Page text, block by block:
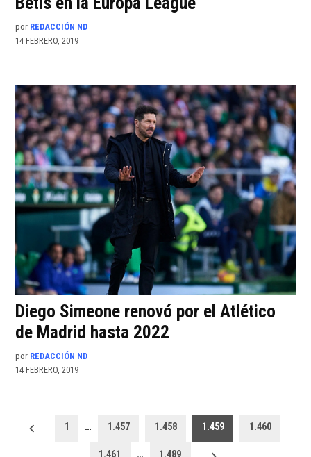
por REDACCIÓN ND
14 FEBRERO, 2019
Diego Simeone renovó por el Atlético
de Madrid hasta 2022
por REDACCIÓN ND
14 FEBRERO, 2019
Paginación
1 … 1.457 1.458 1.459 1.460
1.461 … 1.489